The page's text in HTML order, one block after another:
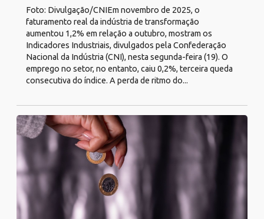
Foto: Divulgação/CNIEm novembro de 2025, o
faturamento real da indústria de transformação
aumentou 1,2% em relação a outubro, mostram os
Indicadores Industriais, divulgados pela Confederação
Nacional da Indústria (CNI), nesta segunda-feira (19). O
emprego no setor, no entanto, caiu 0,2%, terceira queda
consecutiva do índice. A perda de ritmo do...